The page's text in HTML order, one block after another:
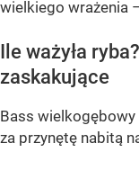
wielkiego wrażenia
Ile ważyła
zaskakujące
Bass
za przynętę nabitą